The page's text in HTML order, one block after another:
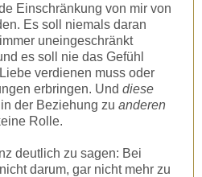
Einschränkung von mir von
Es soll niemals daran
uneingeschränkt
es soll nie das Gefühl
verdienen muss oder
erbringen. Und diese
der Beziehung zu anderen
Rolle.
deutlich zu sagen: Bei
darum, gar nicht mehr zu